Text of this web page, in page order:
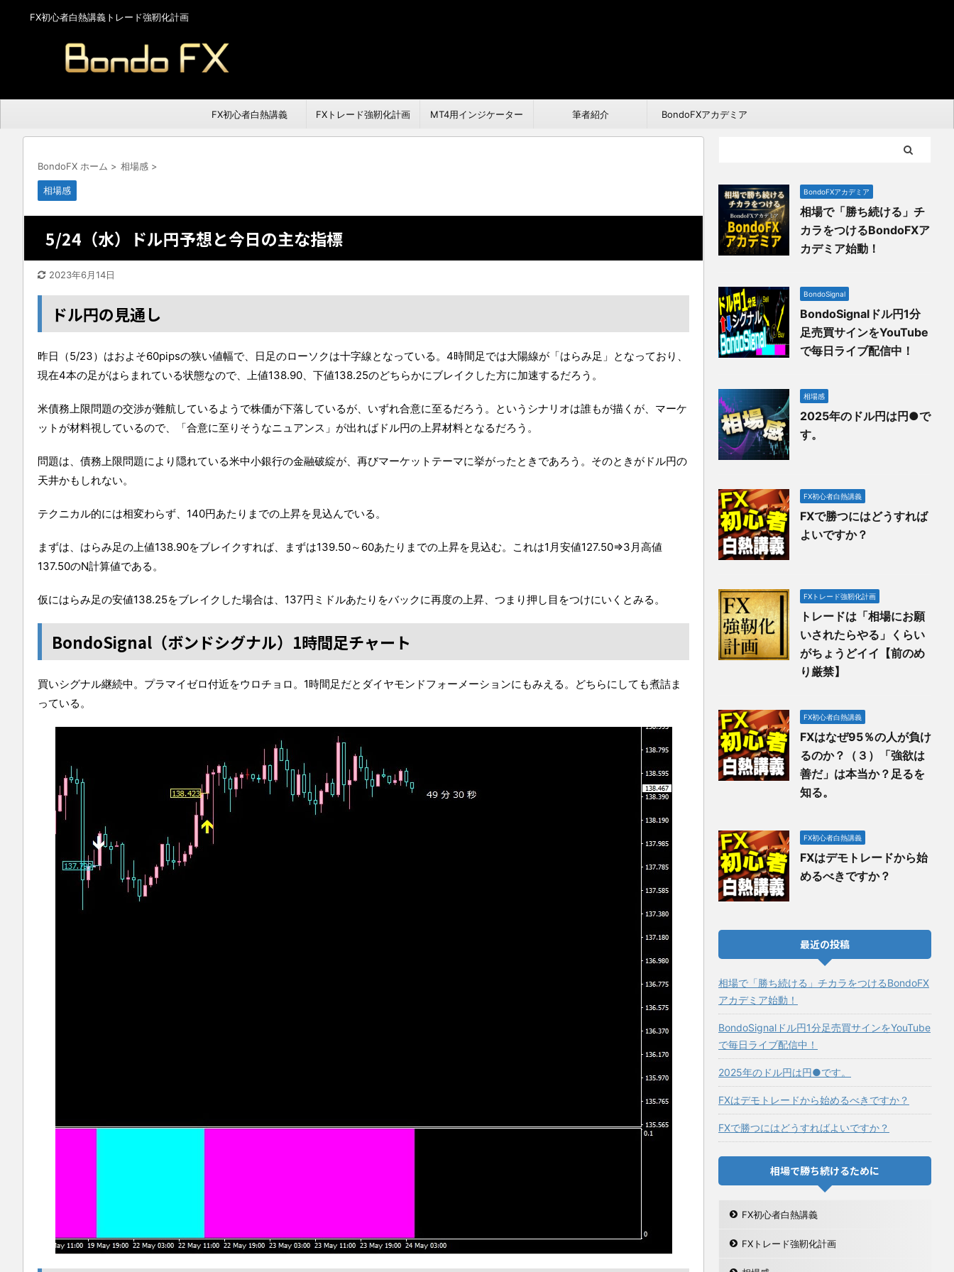
FX初心者白熱講義トレード強靭化計画
FX初心者白熱講義 FXトレード強靭化計画 MT4用インジケーター 筆者紹介 BondoFXアカデミア
BondoFX ホーム > 相場感 >
相場感
5/24（水）ドル円予想と今日の主な指標
2023年6月14日
ドル円の見通し
昨日（5/23）はおよそ60pipsの狭い値幅で、日足のローソクは十字線となっている。4時間足では大陽線が「はらみ足」となっており、
現在4本の足がはらまれている状態なので、上値138.90、下値138.25のどちらかにブレイクした方に加速するだろう。
米債務上限問題の交渉が難航しているようで株価が下落しているが、いずれ合意に至るだろう。というシナリオは誰もが描くが、マーケ
ットが材料視しているので、「合意に至りそうなニュアンス」が出ればドル円の上昇材料となるだろう。
問題は、債務上限問題により隠れている米中小銀行の金融破綻が、再びマーケットテーマに挙がったときであろう。そのときがドル円の
天井かもしれない。
テクニカル的には相変わらず、140円あたりまでの上昇を見込んでいる。
まずは、はらみ足の上値138.90をブレイクすれば、まずは139.50～60あたりまでの上昇を見込む。これは1月安値127.50⇒3月高値
137.50のN計算値である。
仮にはらみ足の安値138.25をブレイクした場合は、137円ミドルあたりをバックに再度の上昇、つまり押し目をつけにいくとみる。
BondoSignal（ボンドシグナル）1時間足チャート
買いシグナル継続中。プラマイゼロ付近をウロチョロ。1時間足だとダイヤモンドフォーメーションにもみえる。どちらにしても煮詰ま
っている。
BondoFXアカデミア
相場で「勝ち続ける」チ
カラをつけるBondoFXア
カデミア始動！
BondoSignal
BondoSignalドル円1分
足売買サインをYouTube
で毎日ライブ配信中！
相場感
2025年のドル円は円●で
す。
FX初心者白熱講義
FXで勝つにはどうすれば
よいですか？
FXトレード強靭化計画
トレードは「相場にお願
いされたらやる」くらい
がちょうどイイ【前のめ
り厳禁】
FX初心者白熱講義
FXはなぜ95％の人が負け
るのか？（３）「強欲は
善だ」は本当か？足るを
知る。
FX初心者白熱講義
FXはデモトレードから始
めるべきですか？
最近の投稿
相場で「勝ち続ける」チカラをつけるBondoFX
アカデミア始動！
BondoSignalドル円1分足売買サインをYouTube
で毎日ライブ配信中！
2025年のドル円は円●です。
FXはデモトレードから始めるべきですか？
FXで勝つにはどうすればよいですか？
相場で勝ち続けるために
FX初心者白熱講義
FXトレード強靭化計画